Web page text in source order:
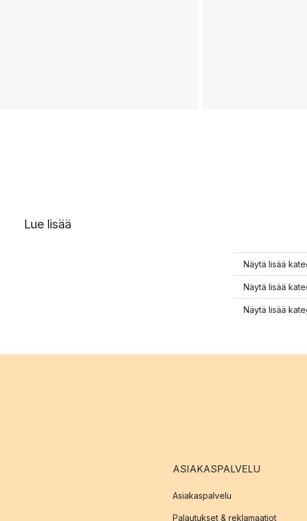
Lue lisää
Näytä lisää
Näytä lisää
Näytä lisää
ASIAKASPALVELU
Asiakaspalvelu
Palautukset & reklamaatiot